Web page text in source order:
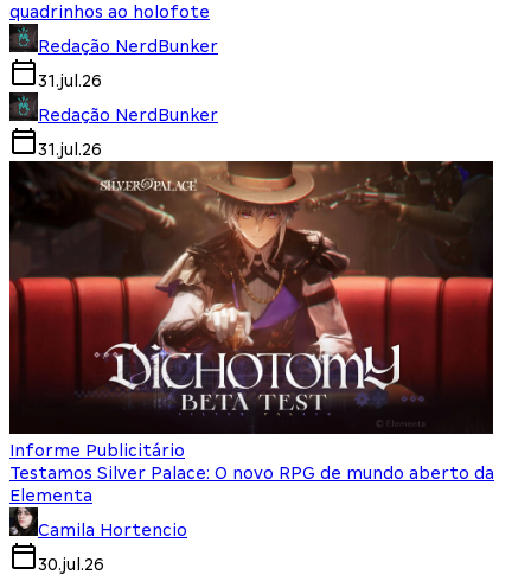
quadrinhos ao holofote
Redação NerdBunker
31.jul.26
Redação NerdBunker
31.jul.26
Informe Publicitário
Testamos Silver Palace: O novo RPG de mundo aberto da
Elementa
Camila Hortencio
30.jul.26